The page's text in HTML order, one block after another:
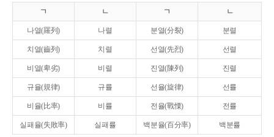
ㄱ ㄴ ㄱ ㄴ
나열(羅列) 나렬 분열(分裂) 분렬
치열(齒列) 치렬 선열(先烈) 선렬
비열(卑劣) 비렬 진열(陳列) 진렬
규율(規律) 규률 선율(旋律) 선률
비율(比率) 비률 전율(戰慄) 전률
실패율(失敗率) 실패률 백분율(百分率) 백분률